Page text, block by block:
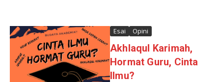
Esai Opini
Akhlaqul Karimah,
Hormat Guru, Cinta
Ilmu?